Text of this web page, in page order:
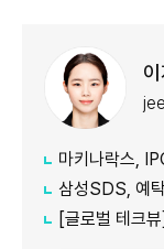
마키나락스,
삼성SDS, 예
[글로벌 테크뷰] 빅테